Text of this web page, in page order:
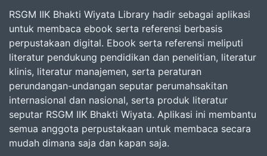
RSGM IIK Bhakti Wiyata Library hadir sebagai aplikasi
untuk membaca ebook serta referensi berbasis
perpustakaan digital. Ebook serta referensi meliputi
literatur pendukung pendidikan dan penelitian, literatur
klinis, literatur manajemen, serta peraturan
perundangan-undangan seputar perumahsakitan
internasional dan nasional, serta produk literatur
seputar RSGM IIK Bhakti Wiyata. Aplikasi ini membantu
semua anggota perpustakaan untuk membaca secara
mudah dimana saja dan kapan saja.